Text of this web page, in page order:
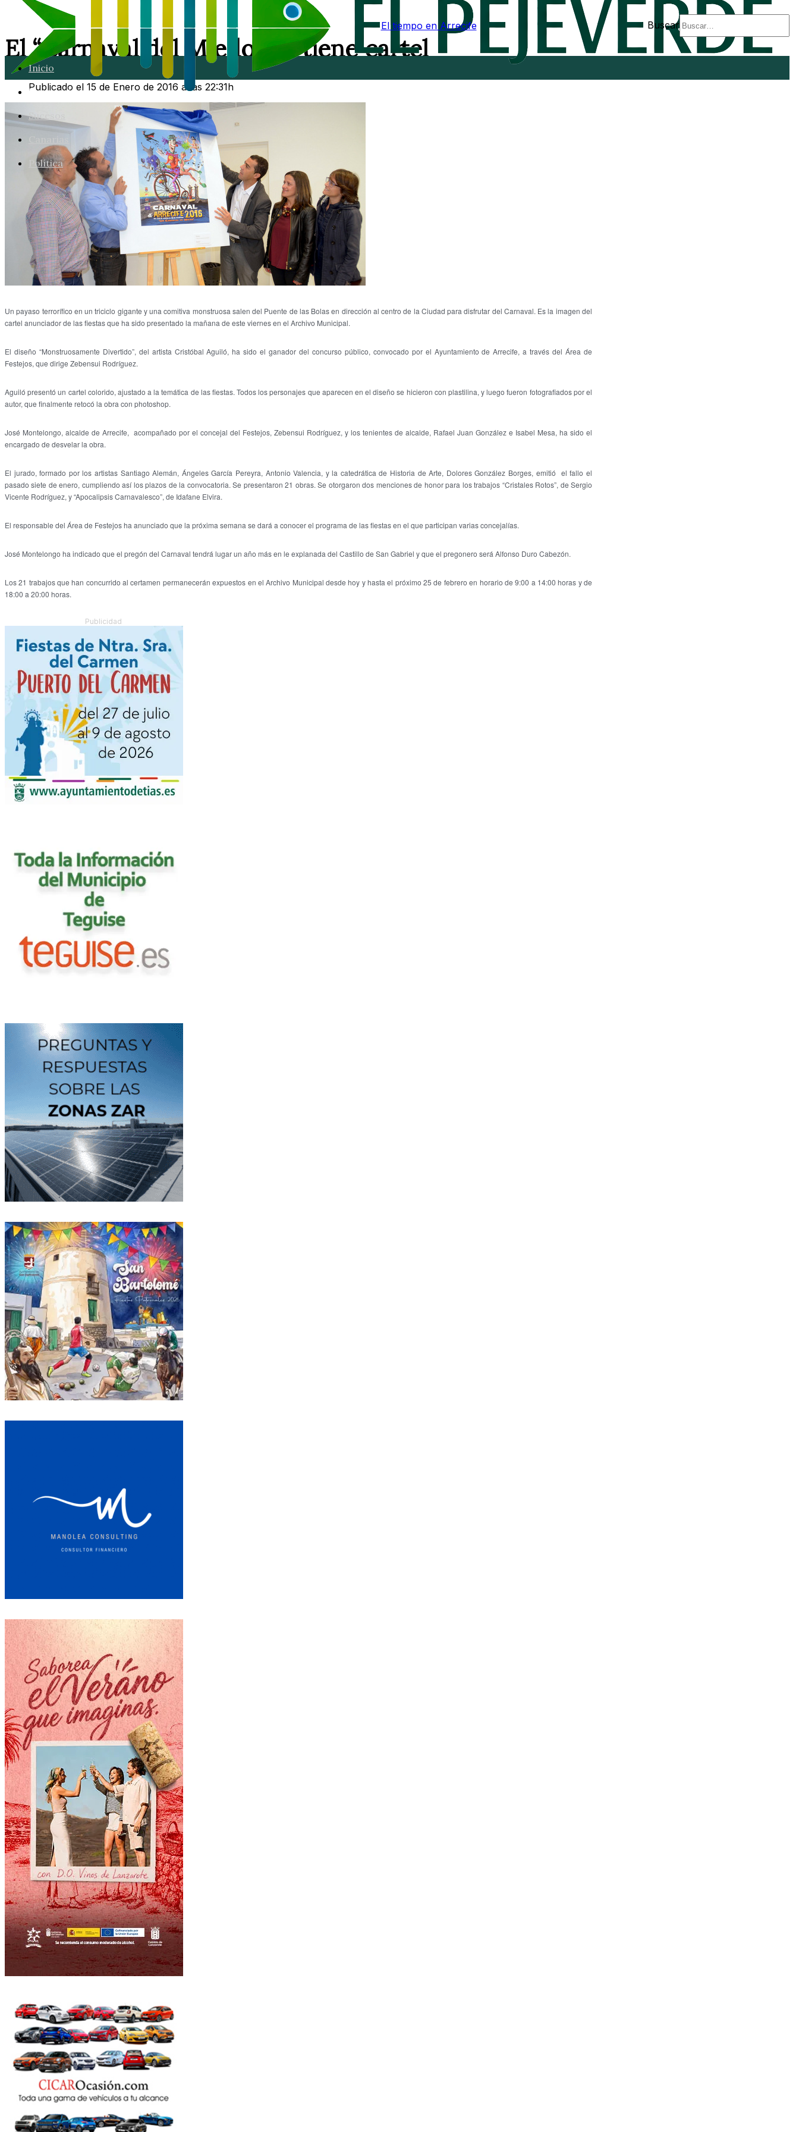
El tiempo en Arrecife Buscar
Inicio
Lanzarote
Sucesos
Política
El “Carnaval del Miedo” ya tiene cartel
Publicado el 15 de Enero de 2016 a las 22:31h
Un payaso terrorífico en un triciclo gigante y una comitiva monstruosa salen del Puente de las Bolas en dirección al centro de la Ciudad para disfrutar del Carnaval. Es la imagen del
cartel anunciador de las fiestas que ha sido presentado la mañana de este viernes en el Archivo Municipal.
El diseño “Monstruosamente Divertido”, del artista Cristóbal Aguiló, ha sido el ganador del concurso público, convocado por el Ayuntamiento de Arrecife, a través del Área de
Festejos, que dirige Zebensui Rodríguez.
Aguiló presentó un cartel colorido, ajustado a la temática de las fiestas. Todos los personajes que aparecen en el diseño se hicieron con plastilina, y luego fueron fotografiados por el
autor, que finalmente retocó la obra con photoshop.
José Montelongo, alcalde de Arrecife, acompañado por el concejal del Festejos, Zebensui Rodríguez, y los tenientes de alcalde, Rafael Juan González e Isabel Mesa, ha sido el
encargado de desvelar la obra.
El jurado, formado por los artistas Santiago Alemán, Ángeles García Pereyra, Antonio Valencia, y la catedrática de Historia de Arte, Dolores González Borges, emitió el fallo el
pasado siete de enero, cumpliendo así los plazos de la convocatoria. Se presentaron 21 obras. Se otorgaron dos menciones de honor para los trabajos “Cristales Rotos”, de Sergio
Vicente Rodríguez, y “Apocalipsis Carnavalesco”, de Idafane Elvira.
El responsable del Área de Festejos ha anunciado que la próxima semana se dará a conocer el programa de las fiestas en el que participan varias concejalías.
José Montelongo ha indicado que el pregón del Carnaval tendrá lugar un año más en le explanada del Castillo de San Gabriel y que el pregonero será Alfonso Duro Cabezón.
Los 21 trabajos que han concurrido al certamen permanecerán expuestos en el Archivo Municipal desde hoy y hasta el próximo 25 de febrero en horario de 9:00 a 14:00 horas y de
18:00 a 20:00 horas.
Publicidad